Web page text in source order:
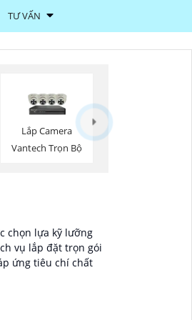
TƯ VẤN
Lắp Camera
Vantech Trọn Bộ
chọn lựa kỹ lưỡng
vụ lắp đặt trọn gói
ứng tiêu chí chất